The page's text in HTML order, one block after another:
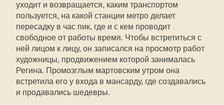
уходит и возвращается, каким транспортом
пользуется, на какой станции метро делает
пересадку в час пик, где и с кем проводит
свободное от работы время. Чтобы встретиться с
ней лицом к лицу, он записался на просмотр работ
художницы, продвижением которой занималась
Регина. Промозглым мартовским утром она
встретила его у входа в мансарду, где создавались
и продавались шедевры.